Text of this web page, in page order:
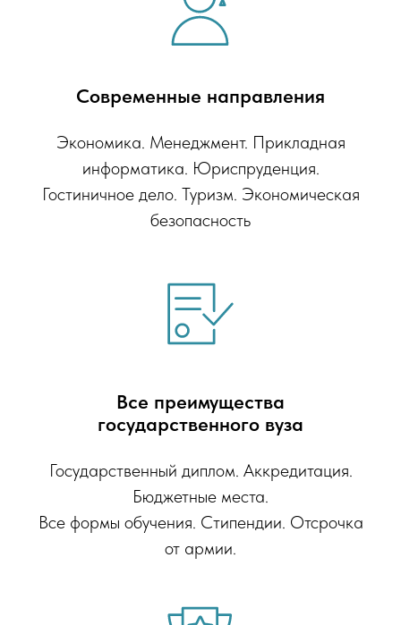
Современные направления
Экономика. Менеджмент. Прикладная
информатика. Юриспруденция.
Гостиничное дело. Туризм. Экономическая
безопасность
Все преимущества
государственного вуза
Государственный диплом. Аккредитация.
Бюджетные места.
Все формы обучения. Стипендии. Отсрочка
от армии.